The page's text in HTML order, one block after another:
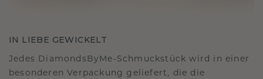
IN LIEBE GEWICKELT
Jedes DiamondsByMe-Schmuckstück wird in einer
besonderen Verpackung geliefert, die die